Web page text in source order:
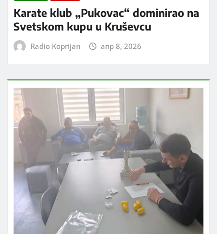
Karate klub „Pukovac“ dominirao na
Svetskom kupu u Kruševcu
Radio Koprijan апр 8, 2026